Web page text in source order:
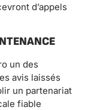
d’appels
un des
avis laissés
un partenariat
fiable